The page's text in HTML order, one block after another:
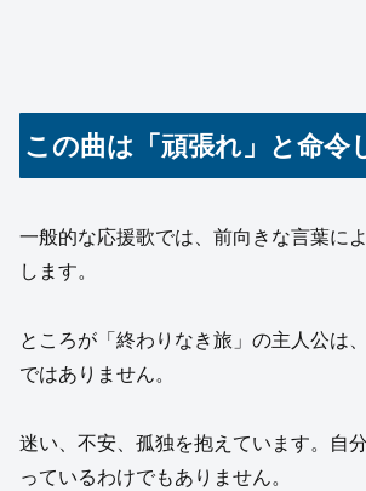
この曲は「頑張れ」と命令
一般的な応援歌では、前向きな言葉に
します。
ところが「終わりなき旅」の主人公は
ではありません。
迷い、不安、孤独を抱えています。自
っているわけでもありません。